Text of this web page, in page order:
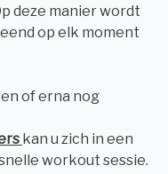
deze manier wordt
op elk moment
of erna nog
kan u zich in een
workout sessie.